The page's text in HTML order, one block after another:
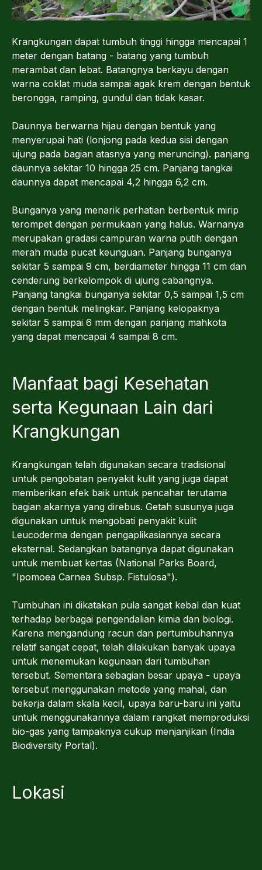
Krangkungan dapat tumbuh tinggi hingga mencapai 1
meter dengan batang - batang yang tumbuh
merambat dan lebat. Batangnya berkayu dengan
warna coklat muda sampai agak krem dengan bentuk
berongga, ramping, gundul dan tidak kasar.
Daunnya berwarna hijau dengan bentuk yang
menyerupai hati (lonjong pada kedua sisi dengan
ujung pada bagian atasnya yang meruncing). panjang
daunnya sekitar 10 hingga 25 cm. Panjang tangkai
daunnya dapat mencapai 4,2 hingga 6,2 cm.
Bunganya yang menarik perhatian berbentuk mirip
terompet dengan permukaan yang halus. Warnanya
merupakan gradasi campuran warna putih dengan
merah muda pucat keunguan. Panjang bunganya
sekitar 5 sampai 9 cm, berdiameter hingga 11 cm dan
cenderung berkelompok di ujung cabangnya.
Panjang tangkai bunganya sekitar 0,5 sampai 1,5 cm
dengan bentuk melingkar. Panjang kelopaknya
sekitar 5 sampai 6 mm dengan panjang mahkota
yang dapat mencapai 4 sampai 8 cm.
Manfaat bagi Kesehatan
serta Kegunaan Lain dari
Krangkungan
Krangkungan telah digunakan secara tradisional
untuk pengobatan penyakit kulit yang juga dapat
memberikan efek baik untuk pencahar terutama
bagian akarnya yang direbus. Getah susunya juga
digunakan untuk mengobati penyakit kulit
Leucoderma dengan pengaplikasiannya secara
eksternal. Sedangkan batangnya dapat digunakan
untuk membuat kertas (National Parks Board,
"Ipomoea Carnea Subsp. Fistulosa").
Tumbuhan ini dikatakan pula sangat kebal dan kuat
terhadap berbagai pengendalian kimia dan biologi.
Karena mengandung racun dan pertumbuhannya
relatif sangat cepat, telah dilakukan banyak upaya
untuk menemukan kegunaan dari tumbuhan
tersebut. Sementara sebagian besar upaya - upaya
tersebut menggunakan metode yang mahal, dan
bekerja dalam skala kecil, upaya baru-baru ini yaitu
untuk menggunakannya dalam rangkat memproduksi
bio-gas yang tampaknya cukup menjanjikan (India
Biodiversity Portal).
Lokasi